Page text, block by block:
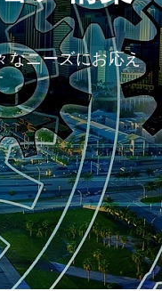
なニーズにお応え